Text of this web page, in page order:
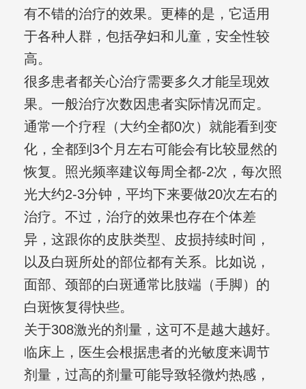
有不错的治疗的效果。更棒的是，它适用
于各种人群，包括孕妇和儿童，安全性较
高。
很多患者都关心治疗需要多久才能呈现效
果。一般治疗次数因患者实际情况而定。
通常一个疗程（大约全都0次）就能看到变
化，全都到3个月左右可能会有比较显然的
恢复。照光频率建议每周全都-2次，每次照
光大约2-3分钟，平均下来要做20次左右的
治疗。不过，治疗的效果也存在个体差
异，这跟你的皮肤类型、皮损持续时间，
以及白斑所处的部位都有关系。比如说，
面部、颈部的白斑通常比肢端（手脚）的
白斑恢复得快些。
关于308激光的剂量，这可不是越大越好。
临床上，医生会根据患者的光敏度来调节
剂量，过高的剂量可能导致轻微灼热感，